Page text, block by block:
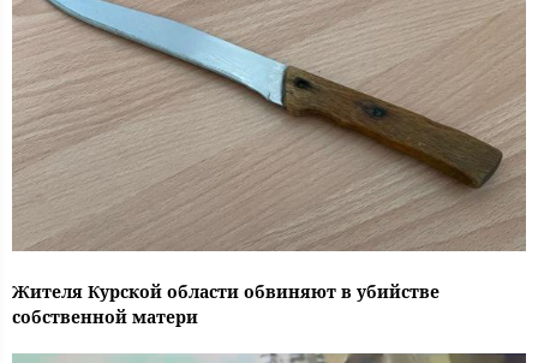
Жителя Курской области обвиняют в убийстве
собственной матери